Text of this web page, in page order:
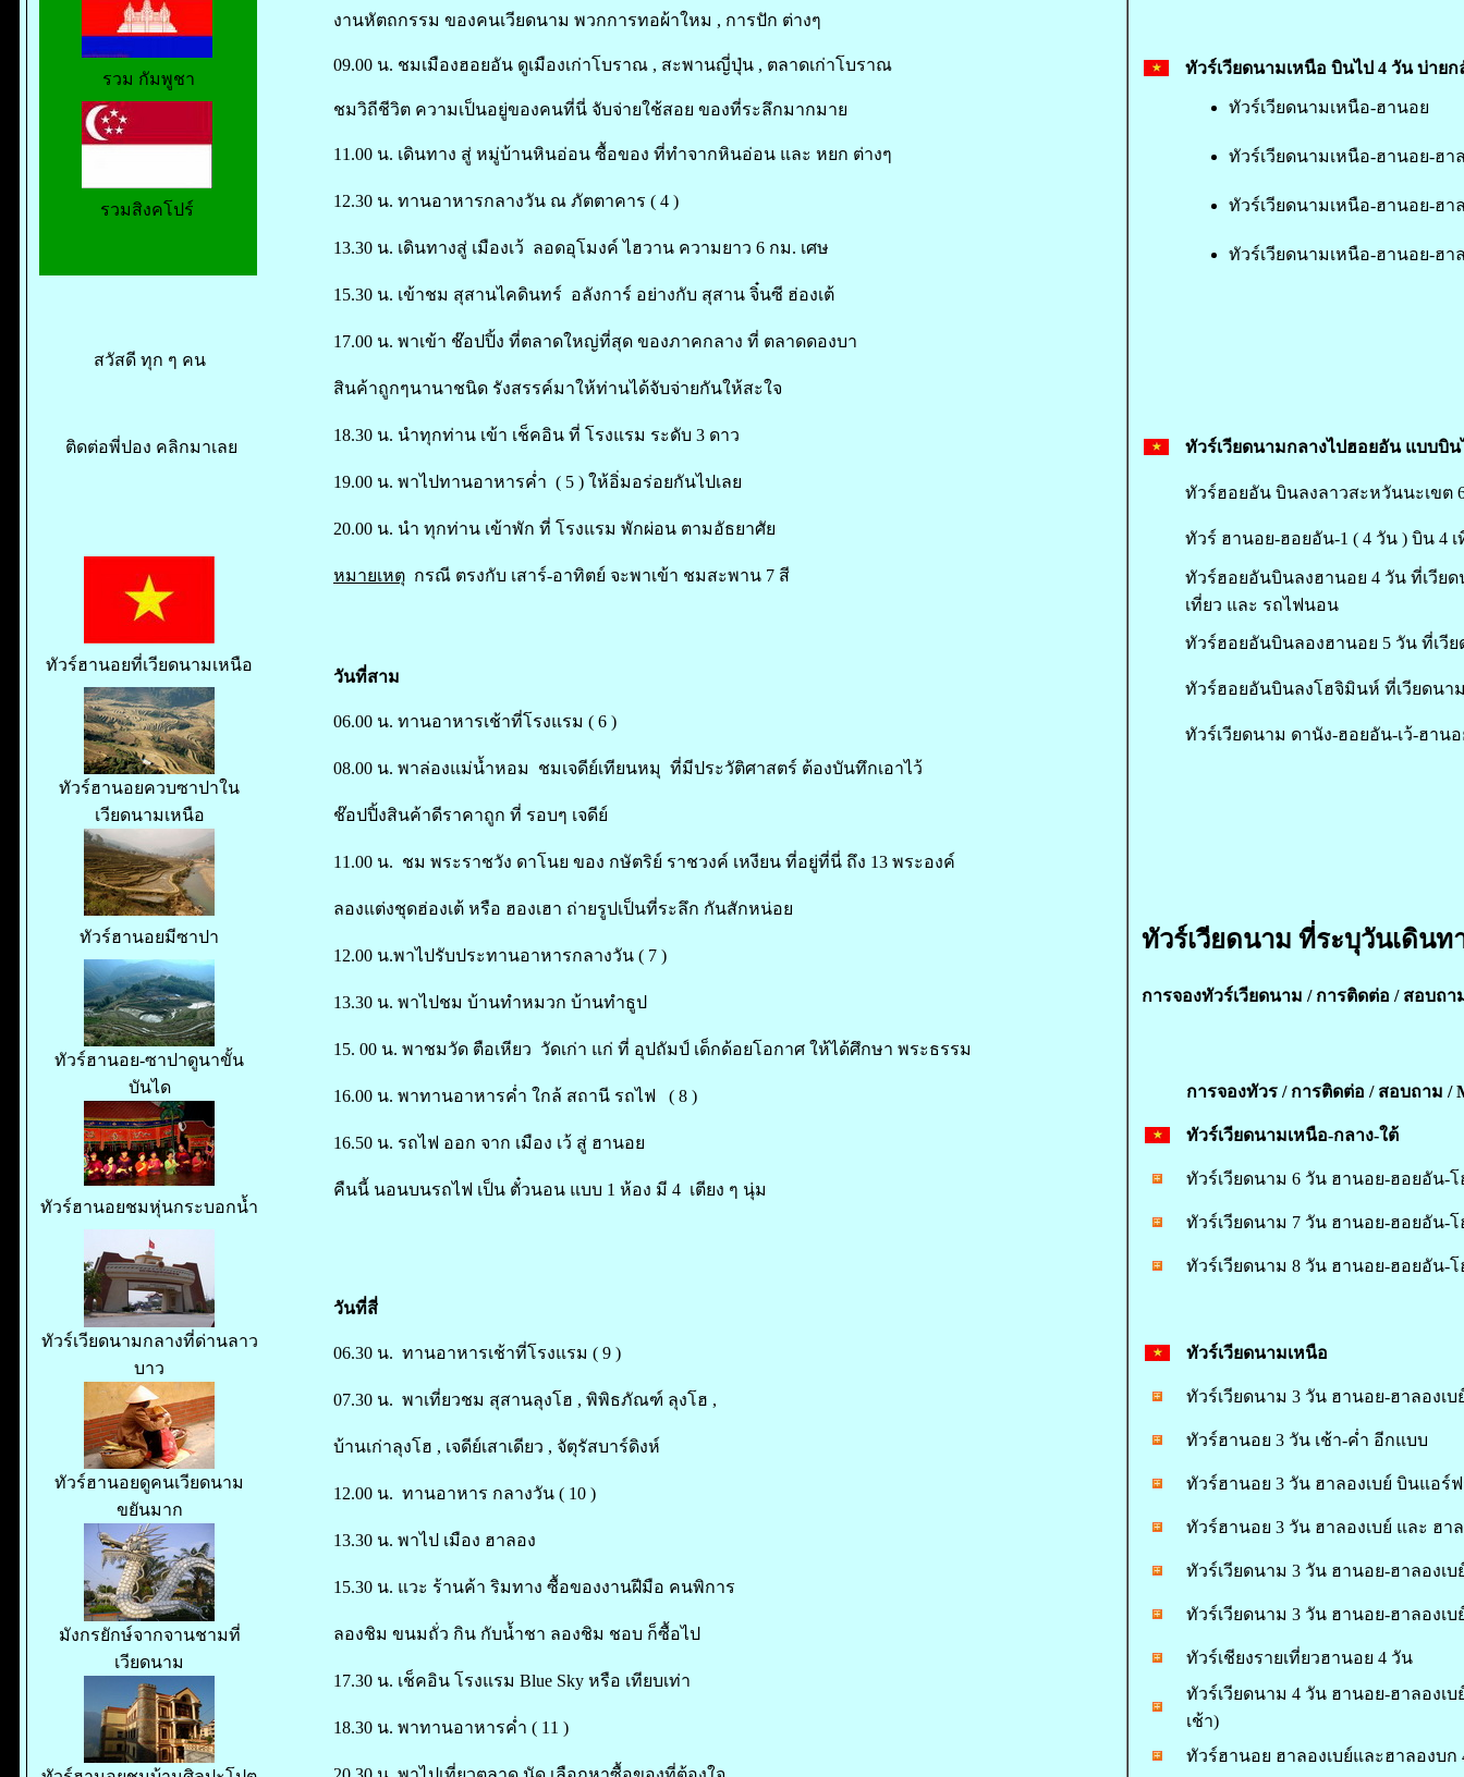
รวม กัมพูชา
รวมสิงคโปร์
สวัสดี ทุก ๆ คน
ติดต่อพี่ปอง คลิกมาเลย
ทัวร์ฮานอยที่เวียดนามเหนือ
ทัวร์ฮานอยควบซาปาใน
เวียดนามเหนือ
ทัวร์ฮานอยมีซาปา
ทัวร์ฮานอย-ซาปาดูนาขั้น
บันได
ทัวร์ฮานอยชมหุ่นกระบอกน้ำ
ทัวร์เวียดนามกลางที่ด่านลาว
บาว
ทัวร์ฮานอยดูคนเวียดนาม
ขยันมาก
มังกรยักษ์จากจานชามที่
เวียดนาม
งานหัตถกรรม ของคนเวียดนาม พวกการทอผ้าใหม , การปัก ต่างๆ
09.00 น. ชมเมืองฮอยอัน ดูเมืองเก่าโบราณ , สะพานญี่ปุ่น , ตลาดเก่าโบราณ
ชมวิถีชีวิต ความเป็นอยู่ของคนที่นี่ จับจ่ายใช้สอย ของที่ระลึกมากมาย
11.00 น. เดินทาง สู่ หมู่บ้านหินอ่อน ซื้อของ ที่ทำจากหินอ่อน และ หยก ต่างๆ
12.30 น. ทานอาหารกลางวัน ณ ภัตตาคาร ( 4 )
13.30 น. เดินทางสู่ เมืองเว้ ลอดอุโมงค์ ไฮวาน ความยาว 6 กม. เศษ
15.30 น. เข้าชม สุสานไคดินทร์ อลังการ์ อย่างกับ สุสาน จิ๋นซี ฮ่องเต้
17.00 น. พาเข้า ช๊อปปิ้ง ที่ตลาดใหญ่ที่สุด ของภาคกลาง ที่ ตลาดดองบา
สินค้าถูกๆนานาชนิด รังสรรค์มาให้ท่านได้จับจ่ายกันให้สะใจ
18.30 น. นำทุกท่าน เข้า เช็คอิน ที่ โรงแรม ระดับ 3 ดาว
19.00 น. พาไปทานอาหารค่ำ ( 5 ) ให้อิ่มอร่อยกันไปเลย
20.00 น. นำ ทุกท่าน เข้าพัก ที่ โรงแรม พักผ่อน ตามอัธยาศัย
หมายเหตุ กรณี ตรงกับ เสาร์-อาทิตย์ จะพาเข้า ชมสะพาน 7 สี
วันที่สาม
06.00 น. ทานอาหารเช้าที่โรงแรม ( 6 )
08.00 น. พาล่องแม่น้ำหอม ชมเจดีย์เทียนหมุ ที่มีประวัติศาสตร์ ต้องบันทึกเอาไว้
ช๊อปปิ้งสินค้าดีราคาถูก ที่ รอบๆ เจดีย์
11.00 น. ชม พระราชวัง ดาโนย ของ กษัตริย์ ราชวงค์ เหงียน ที่อยู่ที่นี่ ถึง 13 พระองค์
ลองแต่งชุดฮ่องเต้ หรือ ฮองเฮา ถ่ายรูปเป็นที่ระลึก กันสักหน่อย
12.00 น.พาไปรับประทานอาหารกลางวัน ( 7 )
13.30 น. พาไปชม บ้านทำหมวก บ้านทำธูป
15. 00 น. พาชมวัด ตือเหียว วัดเก่า แก่ ที่ อุปถัมป์ เด็กด้อยโอกาศ ให้ได้ศึกษา พระธรรม
16.00 น. พาทานอาหารค่ำ ใกล้ สถานี รถไฟ ( 8 )
16.50 น. รถไฟ ออก จาก เมือง เว้ สู่ ฮานอย
คืนนี้ นอนบนรถไฟ เป็น ตั๋วนอน แบบ 1 ห้อง มี 4 เตียง ๆ นุ่ม
วันที่สี่
06.30 น. ทานอาหารเช้าที่โรงแรม ( 9 )
07.30 น. พาเที่ยวชม สุสานลุงโฮ , พิพิธภัณฑ์ ลุงโฮ ,
บ้านเก่าลุงโฮ , เจดีย์เสาเดียว , จัตุรัสบาร์ดิงห์
12.00 น. ทานอาหาร กลางวัน ( 10 )
13.30 น. พาไป เมือง ฮาลอง
15.30 น. แวะ ร้านค้า ริมทาง ซื้อของงานฝีมือ คนพิการ
ลองชิม ขนมถั่ว กิน กับน้ำชา ลองชิม ชอบ ก็ซื้อไป
17.30 น. เช็คอิน โรงแรม Blue Sky หรือ เทียบเท่า
18.30 น. พาทานอาหารค่ำ ( 11 )
ทัวร์เวียดนามเหนือ บินไป 4 วัน บ่ายก
ทัวร์เวียดนามเหนือ-ฮานอย
ทัวร์เวียดนามเหนือ-ฮานอย-ฮา
ทัวร์เวียดนามเหนือ-ฮานอย-ฮา
ทัวร์เวียดนามเหนือ-ฮานอย-ฮา
ทัวร์เวียดนามกลางไปฮอยอัน แบบบิน
ทัวร์ฮอยอัน บินลงลาวสะหวันนะเขต
ทัวร์ ฮานอย-ฮอยอัน-1 ( 4 วัน ) บิน 4 เ
ทัวร์ฮอยอันบินลงฮานอย 4 วัน ที่เวีย
เที่ยว และ รถไฟนอน
ทัวร์ฮอยอันบินลองฮานอย 5 วัน ที่เวี
ทัวร์ฮอยอันบินลงโฮจิมินห์ ที่เวียดนา
ทัวร์เวียดนาม ดานัง-ฮอยอัน-เว้-ฮานอ
ทัวร์เวียดนาม ที่ระบุวันเดินท
การจองทัวร์เวียดนาม /การติดต่อ / สอบถา
การจองทัวร / การติดต่อ / สอบถาม /
ทัวร์เวียดนามเหนือ-กลาง-ใต้
ทัวร์เวียดนาม 6 วัน ฮานอย-ฮอยอัน-
ทัวร์เวียดนาม 7 วัน ฮานอย-ฮอยอัน-
ทัวร์เวียดนาม 8 วัน ฮานอย-ฮอยอัน-
ทัวร์เวียดนามเหนือ
ทัวร์เวียดนาม 3 วัน ฮานอย-ฮาลองเบ
ทัวร์ฮานอย 3 วัน เช้า-ค่ำ อีกแบบ
ทัวร์ฮานอย 3 วัน ฮาลองเบย์ บินแอร์
ทัวร์ฮานอย 3 วัน ฮาลองเบย์ และ ฮา
ทัวร์เวียดนาม 3 วัน ฮานอย-ฮาลองเบ
ทัวร์เวียดนาม 3 วัน ฮานอย-ฮาลองเบ
ทัวร์เชียงรายเที่ยวฮานอย 4 วัน
ทัวร์เวียดนาม 4 วัน ฮานอย-ฮาลองเบ
เช้า)
ทัวร์ฮานอย ฮาลองเบย์และฮาลองบก